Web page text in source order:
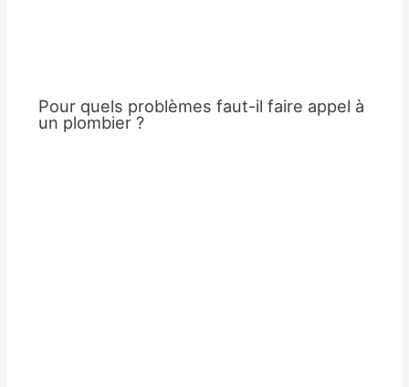
Pour quels problèmes faut-il faire appel à
un plombier ?